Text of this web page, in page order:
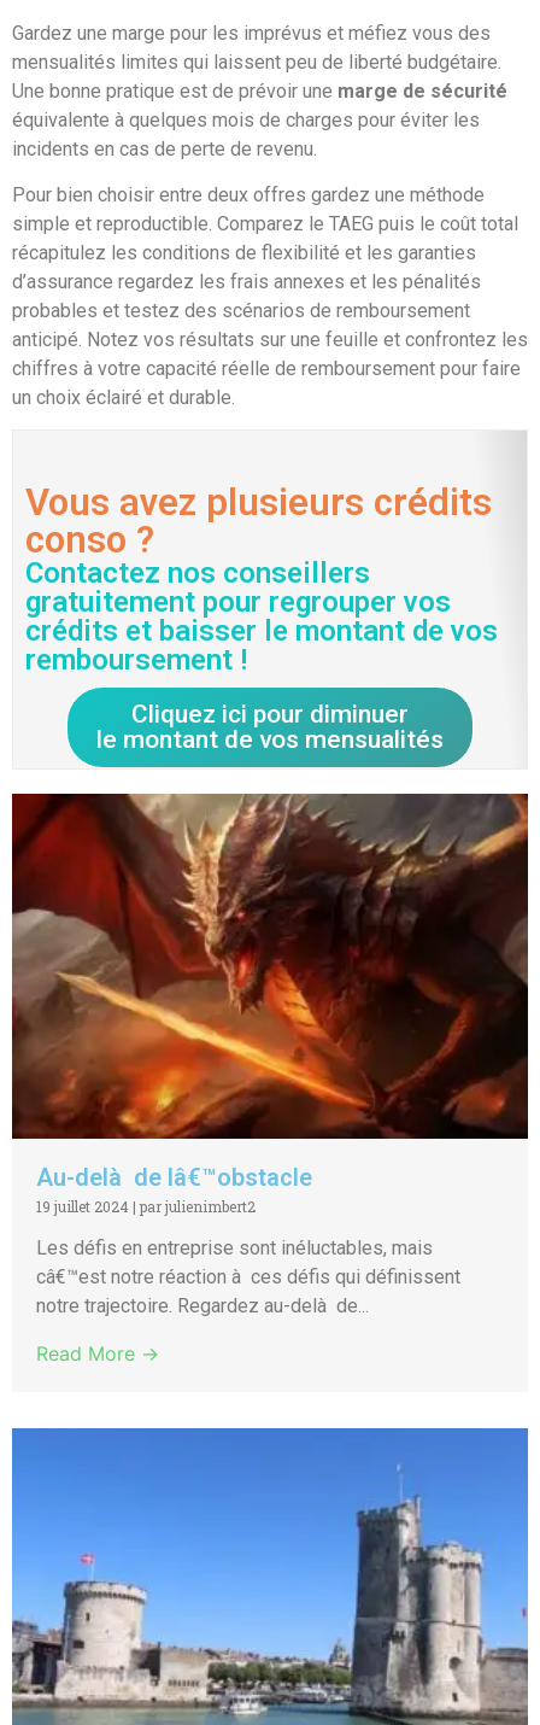
Gardez une marge pour les imprévus et méfiez vous des
mensualités limites qui laissent peu de liberté budgétaire.
Une bonne pratique est de prévoir une marge de sécurité
équivalente à quelques mois de charges pour éviter les
incidents en cas de perte de revenu.
Pour bien choisir entre deux offres gardez une méthode
simple et reproductible. Comparez le TAEG puis le coût total
récapitulez les conditions de flexibilité et les garanties
d’assurance regardez les frais annexes et les pénalités
probables et testez des scénarios de remboursement
anticipé. Notez vos résultats sur une feuille et confrontez les
chiffres à votre capacité réelle de remboursement pour faire
un choix éclairé et durable.
Vous avez plusieurs crédits
conso ?
Contactez nos conseillers
gratuitement pour regrouper vos
crédits et baisser le montant de vos
remboursement !
Cliquez ici pour diminuer
le montant de vos mensualités
Au-delà de lâ€™obstacle
19 juillet 2024 | par julienimbert2
Les défis en entreprise sont inéluctables, mais
câ€™est notre réaction à ces défis qui définissent
notre trajectoire. Regardez au-delà de...
Read More →